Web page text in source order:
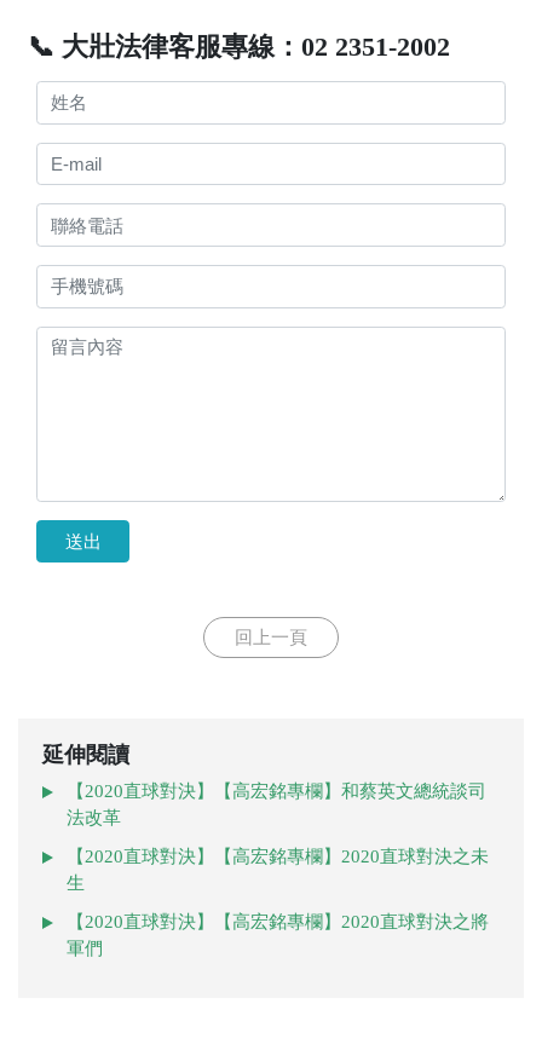
📞 大壯法律客服專線：02 2351-2002
送出
回上一頁
延伸閱讀
【2020直球對決】【高宏銘專欄】和蔡英文總統談司
法改革
【2020直球對決】【高宏銘專欄】2020直球對決之未
生
【2020直球對決】【高宏銘專欄】2020直球對決之將
軍們